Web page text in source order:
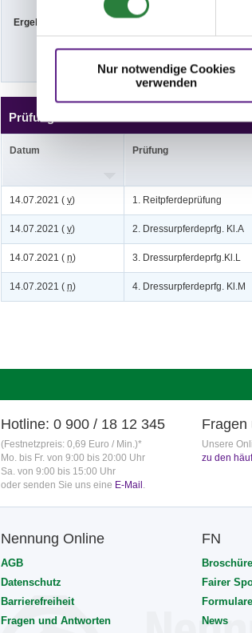
Nur notwendige Cookies
verwenden
Ergebnisse:
Prüfungen
Datum Prüfung
14.07.2021 ( v) 1. Reitpferdeprüfung
14.07.2021 ( v) 2. Dressurpferdeprfg. Kl.A
14.07.2021 ( n) 3. Dressurpferdeprfg.Kl.L
14.07.2021 ( n) 4. Dressurpferdeprfg. Kl.M
Hotline: 0 900 / 18 12 345
(Festnetzpreis: 0,69 Euro / Min.)*
Mo. bis Fr. von 9:00 bis 20:00 Uhr
Sa. von 9:00 bis 15:00 Uhr
oder senden Sie uns eine E-Mail .
Fragen
Unsere
zu den
Nennung Online
AGB
Datenschutz
Barrierefreiheit
Fragen und Antworten
FN
Fairer
Formulare
News